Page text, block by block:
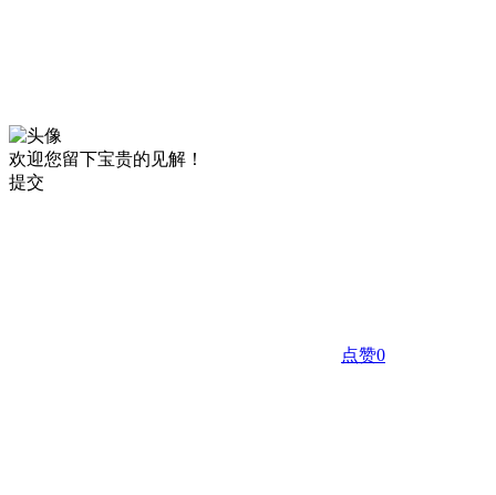
欢迎您留下宝贵的见解！
提交
点赞0